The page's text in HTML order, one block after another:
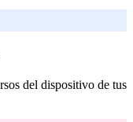
del dispositivo de tus